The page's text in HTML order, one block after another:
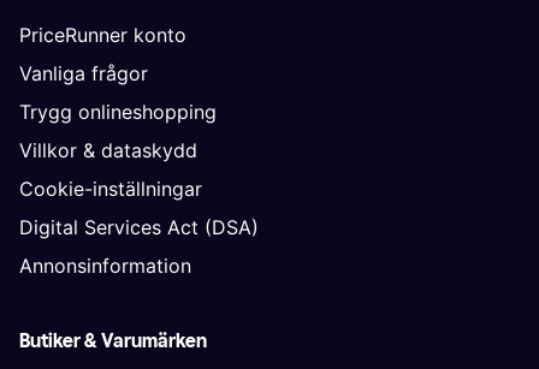
PriceRunner konto
Vanliga frågor
Trygg onlineshopping
Villkor & dataskydd
Cookie-inställningar
Digital Services Act (DSA)
Annonsinformation
Butiker & Varumärken